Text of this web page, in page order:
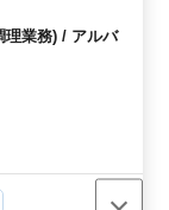
え、全額支
通勤も可能
十分に確保
が整ってい
迎します！ 勤
タイルに合っ
理業務) / アルバ